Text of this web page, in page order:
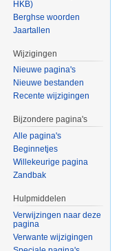
HKB)
Berghse woorden
Jaartallen
Wijzigingen
Nieuwe pagina's
Nieuwe bestanden
Recente wijzigingen
Bijzondere pagina's
Alle pagina's
Beginnetjes
Willekeurige pagina
Zandbak
Hulpmiddelen
Verwijzingen naar deze
pagina
Verwante wijzigingen